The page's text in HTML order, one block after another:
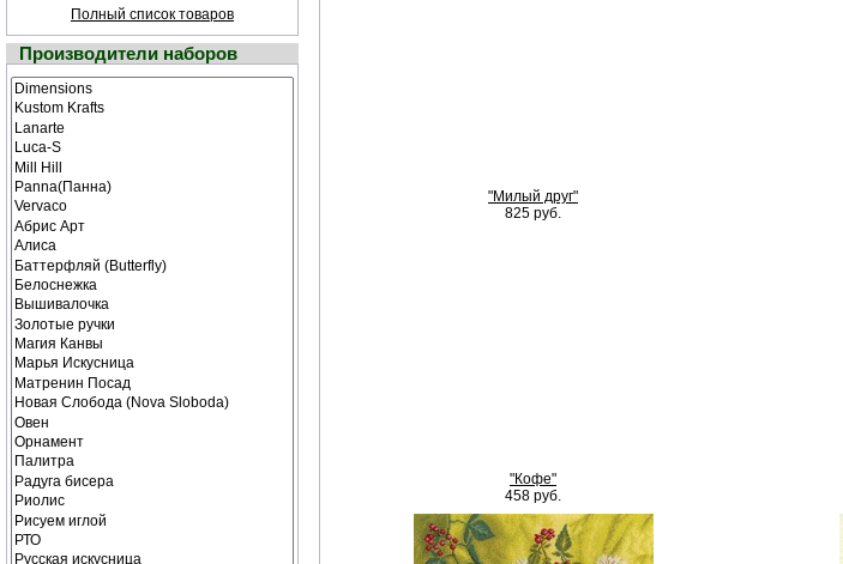
Полный список товаров
Производители наборов
"Милый друг"
825 руб.
"Кофе"
458 руб.